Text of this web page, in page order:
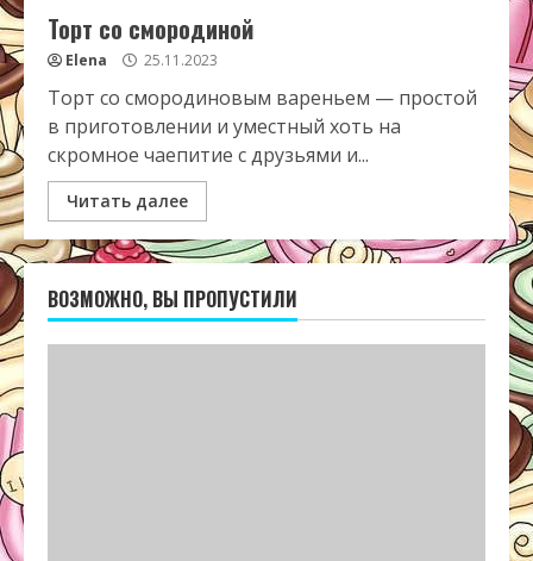
Торт со смородиной
Elena 25.11.2023
Торт со смородиновым вареньем — простой
в приготовлении и уместный хоть на
скромное чаепитие с друзьями и...
Читать далее
ВОЗМОЖНО, ВЫ ПРОПУСТИЛИ